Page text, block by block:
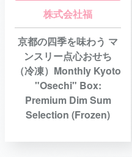
株式会社福
京都の四季を味わう マ
ンスリー点心おせち
（冷凍）Monthly Kyoto
"Osechi" Box:
Premium Dim Sum
Selection (Frozen)